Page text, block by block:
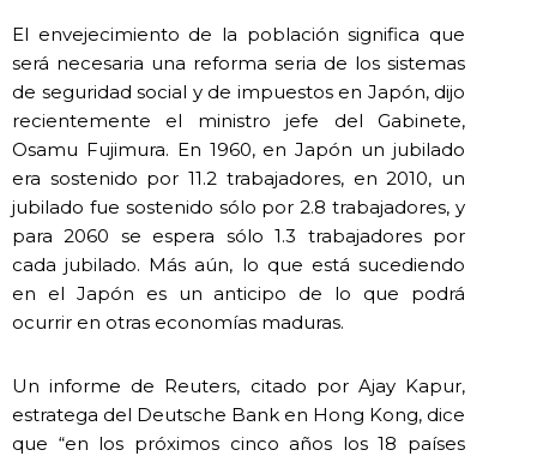
El envejecimiento de la población significa que
será necesaria una reforma seria de los sistemas
de seguridad social y de impuestos en Japón, dijo
recientemente el ministro jefe del Gabinete,
Osamu Fujimura. En 1960, en Japón un jubilado
era sostenido por 11.2 trabajadores, en 2010, un
jubilado fue sostenido sólo por 2.8 trabajadores, y
para 2060 se espera sólo 1.3 trabajadores por
cada jubilado. Más aún, lo que está sucediendo
en el Japón es un anticipo de lo que podrá
ocurrir en otras economías maduras.
Un informe de Reuters, citado por Ajay Kapur,
estratega del Deutsche Bank en Hong Kong, dice
que “en los próximos cinco años los 18 países